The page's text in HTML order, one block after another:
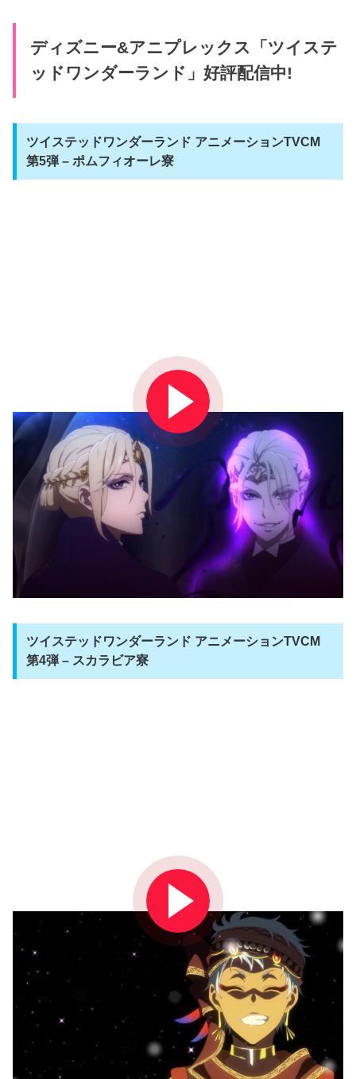
ディズニー&アニプレックス「ツイステ
ッドワンダーランド」好評配信中!
ツイステッドワンダーランド アニメーションTVCM
第5弾 – ポムフィオーレ寮
ツイステッドワンダーランド アニメーションTVCM
第4弾 – スカラビア寮